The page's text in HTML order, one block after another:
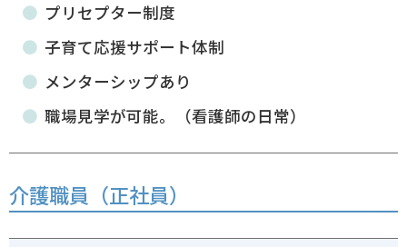
プリセプター制度
子育て応援サポート体制
メンターシップあり
職場見学が可能。（看護師の日常）
介護職員（正社員）